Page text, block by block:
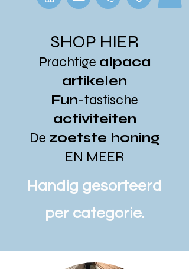
SHOP HIER
Prachtige alpaca
artikelen
Fun-tastische
activiteiten
De zoetste honing
EN MEER
Handig gesorteerd
per categorie.